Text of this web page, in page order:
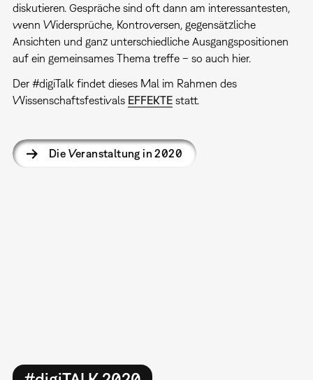
diskutieren. Gespräche sind oft dann am interessantesten,
wenn Widersprüche, Kontroversen, gegensätzliche
Ansichten und ganz unterschiedliche Ausgangspositionen
auf ein gemeinsames Thema treffe – so auch hier.
Der #digiTalk findet dieses Mal im Rahmen des
Wissenschaftsfestivals EFFEKTEstatt.
Die Veranstaltung in 2020